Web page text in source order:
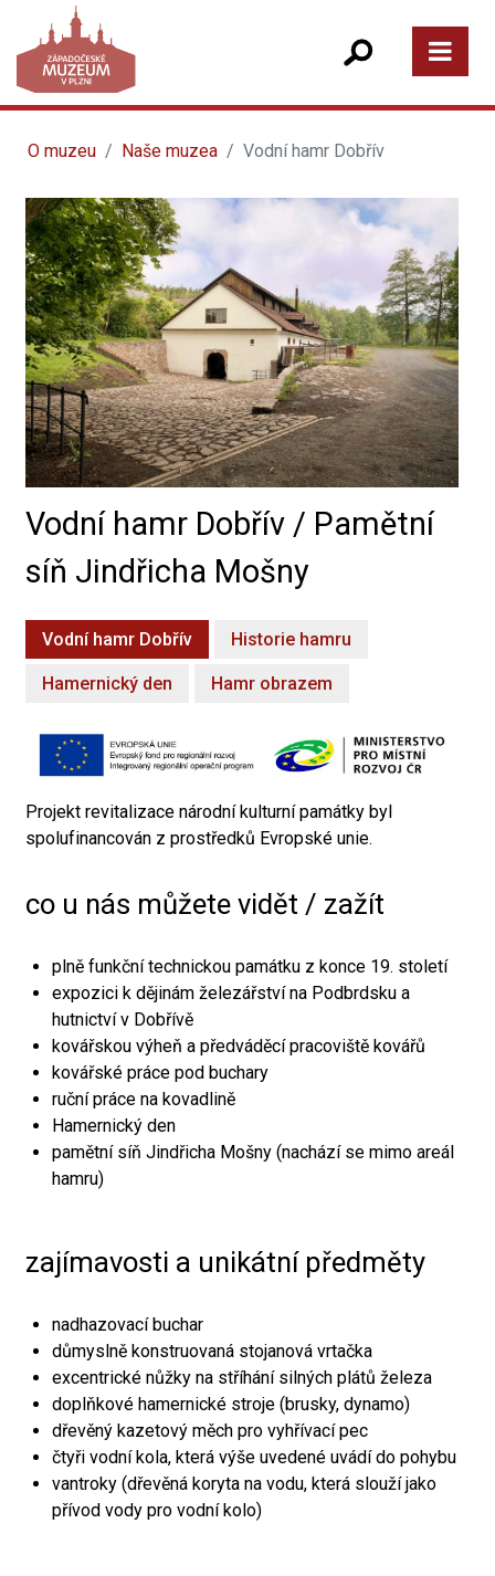
O muzeu Naše muzea Vodní hamr Dobřív
Vodní hamr Dobřív / Pamětní
síň Jindřicha Mošny
Vodní hamr Dobřív Historie hamru
Hamernický den Hamr obrazem
Projekt revitalizace národní kulturní památky byl
spolufinancován z prostředků Evropské unie.
co u nás můžete vidět / zažít
plně funkční technickou památku z konce 19. století
expozici k dějinám železářství na Podbrdsku a
hutnictví v Dobřívě
kovářskou výheň a předváděcí pracoviště kovářů
kovářské práce pod buchary
ruční práce na kovadlině
Hamernický den
pamětní síň Jindřicha Mošny (nachází se mimo areál
hamru)
zajímavosti a unikátní předměty
nadhazovací buchar
důmyslně konstruovaná stojanová vrtačka
excentrické nůžky na stříhání silných plátů železa
doplňkové hamernické stroje (brusky, dynamo)
dřevěný kazetový měch pro vyhřívací pec
čtyři vodní kola, která výše uvedené uvádí do pohybu
vantroky (dřevěná koryta na vodu, která slouží jako
přívod vody pro vodní kolo)